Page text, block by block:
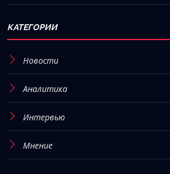
КАТЕГОРИИ
Новости
Аналитика
Интервью
Мнение